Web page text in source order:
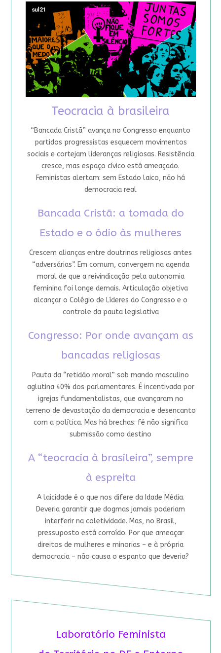
Teocracia à brasileira
“Bancada Cristã” avança no Congresso enquanto
partidos progressistas esquecem movimentos
sociais e cortejam lideranças religiosas. Resistência
cresce, mas espaço cívico está ameaçado.
Feministas alertam: sem Estado laico, não há
democracia real
Bancada Cristã: a tomada do
Estado e o ódio às mulheres
Crescem alianças entre doutrinas religiosas antes
“adversárias”. Em comum, convergem na agenda
moral de que a reivindicação pela autonomia
feminina foi longe demais. Articulação objetiva
alcançar o Colégio de Líderes do Congresso e o
controle da pauta legislativa
Congresso: Por onde avançam as
bancadas religiosas
Pauta da “retidão moral” sob mando masculino
aglutina 40% dos parlamentares. É incentivada por
igrejas fundamentalistas, que avançaram no
terreno de devastação da democracia e desencanto
com a política. Mas há brechas: fé não significa
submissão como destino
A “teocracia à brasileira”, sempre
à espreita
A laicidade é o que nos difere da Idade Média.
Deveria garantir que dogmas jamais poderiam
interferir na coletividade. Mas, no Brasil,
pressuposto está corroído. Por que ameaçar
direitos de mulheres e minorias – e à própria
democracia – não causa o espanto que deveria?
Laboratório Feminista